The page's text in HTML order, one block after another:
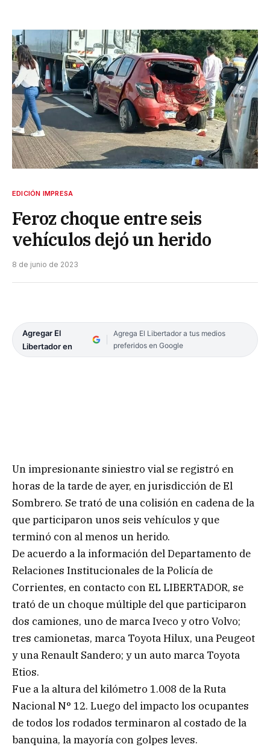
EDICIÓN IMPRESA
Feroz choque entre seis
vehículos dejó un herido
8 de junio de 2023
Agregar El
Libertador en
Agrega El Libertador a tus medios
preferidos en Google
Un impresionante siniestro vial se registró en
horas de la tarde de ayer, en jurisdicción de El
Sombrero. Se trató de una colisión en cadena de la
que participaron unos seis vehículos y que
terminó con al menos un herido.
De acuerdo a la información del Departamento de
Relaciones Institucionales de la Policía de
Corrientes, en contacto con EL LIBERTADOR, se
trató de un choque múltiple del que participaron
dos camiones, uno de marca Iveco y otro Volvo;
tres camionetas, marca Toyota Hilux, una Peugeot
y una Renault Sandero; y un auto marca Toyota
Etios.
Fue a la altura del kilómetro 1.008 de la Ruta
Nacional N° 12. Luego del impacto los ocupantes
de todos los rodados terminaron al costado de la
banquina, la mayoría con golpes leves.